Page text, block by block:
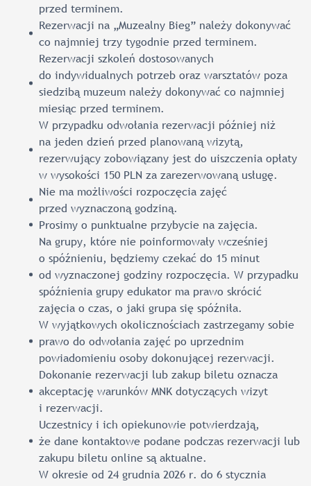
przed terminem.
Rezerwacji na „Muzealny Bieg” należy dokonywać
co najmniej trzy tygodnie przed terminem.
Rezerwacji szkoleń dostosowanych
do indywidualnych potrzeb oraz warsztatów poza
siedzibą muzeum należy dokonywać co najmniej
miesiąc przed terminem.
W przypadku odwołania rezerwacji później niż
na jeden dzień przed planowaną wizytą,
rezerwujący zobowiązany jest do uiszczenia opłaty
w wysokości 150 PLN za zarezerwowaną usługę.
Nie ma możliwości rozpoczęcia zajęć
przed wyznaczoną godziną.
Prosimy o punktualne przybycie na zajęcia.
Na grupy, które nie poinformowały wcześniej
o spóźnieniu, będziemy czekać do 15 minut
od wyznaczonej godziny rozpoczęcia. W przypadku
spóźnienia grupy edukator ma prawo skrócić
zajęcia o czas, o jaki grupa się spóźniła.
W wyjątkowych okolicznościach zastrzegamy sobie
prawo do odwołania zajęć po uprzednim
powiadomieniu osoby dokonującej rezerwacji.
Dokonanie rezerwacji lub zakup biletu oznacza
akceptację warunków MNK dotyczących wizyt
i rezerwacji.
Uczestnicy i ich opiekunowie potwierdzają,
że dane kontaktowe podane podczas rezerwacji lub
zakupu biletu online są aktualne.
W okresie od 24 grudnia 2026 r. do 6 stycznia